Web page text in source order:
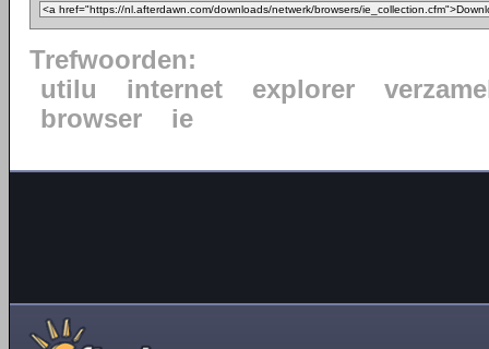
Trefwoorden:
utilu
internet explorer
browser
ie